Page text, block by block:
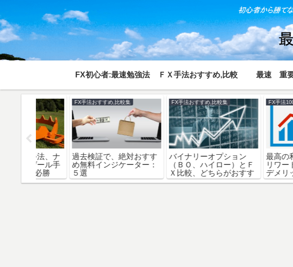
FX初心者:最速勉強法 ＦＸ手法おすすめ,比較 最速 重
FX手法1000回検証
複利運用、FXで１兆円を
作る必勝資金管理法？
1000回検証
FX手法おすすめ,比較集
順張りと逆張りトレード
比較、おすすめは？（今
日から使える手法有）
ＦＸのデメリッ
選：専業トレー
る体験談と対策
可能編」